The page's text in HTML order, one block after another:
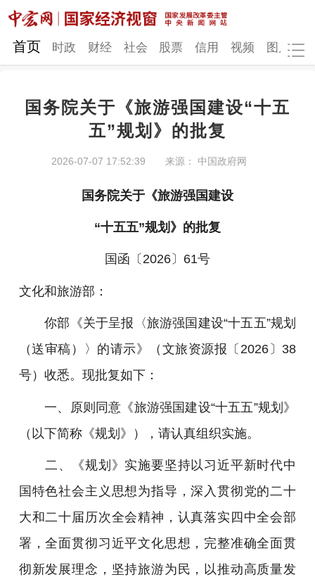
网站地图
财经 社会
图片
首页 时政 财经 社会 股票 信用 视频 图片
国务院关于《旅游强国建设“十五
五”规划》的批复
2026-07-07 17:52:39 来源： 中国政府网
国务院关于《旅游强国建设
“十五五”规划》的批复
国函〔2026〕61号
文化和旅游部：
你部《关于呈报〈旅游强国建设“十五五”规划
（送审稿）〉的请示》（文旅资源报〔2026〕38
号）收悉。现批复如下：
一、原则同意《旅游强国建设“十五五”规划》
（以下简称《规划》），请认真组织实施。
二、《规划》实施要坚持以习近平新时代中
国特色社会主义思想为指导，深入贯彻党的二十
大和二十届历次全会精神，认真落实四中全会部
署，全面贯彻习近平文化思想，完整准确全面贯
彻新发展理念，坚持旅游为民，以推动高质量发